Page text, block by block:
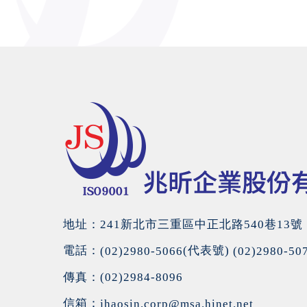
地址：241新北市三重區中正北路540巷13號
電話： (02)2980-5066(代表號) (02)2980-
傳真：(02)2984-8096
信箱： jhaosin.corp@msa.hinet.net